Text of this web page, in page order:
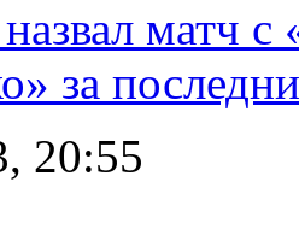
матч
за
20:55